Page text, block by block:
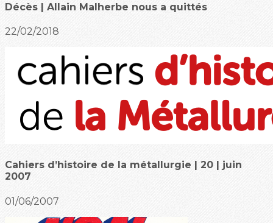
Décès | Allain Malherbe nous a quittés
22/02/2018
Cahiers d’histoire de la métallurgie | 20 | juin
2007
01/06/2007